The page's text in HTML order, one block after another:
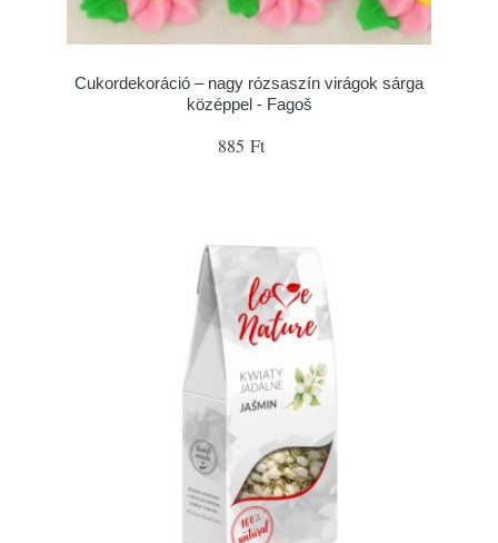
Cukordekoráció – nagy rózsaszín virágok sárga
középpel - Fagoš
885 Ft